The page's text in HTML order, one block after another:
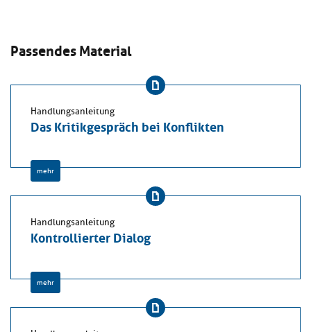
Passendes Material
Handlungsanleitung
Das Kritikgespräch bei Konflikten
mehr
Handlungsanleitung
Kontrollierter Dialog
mehr